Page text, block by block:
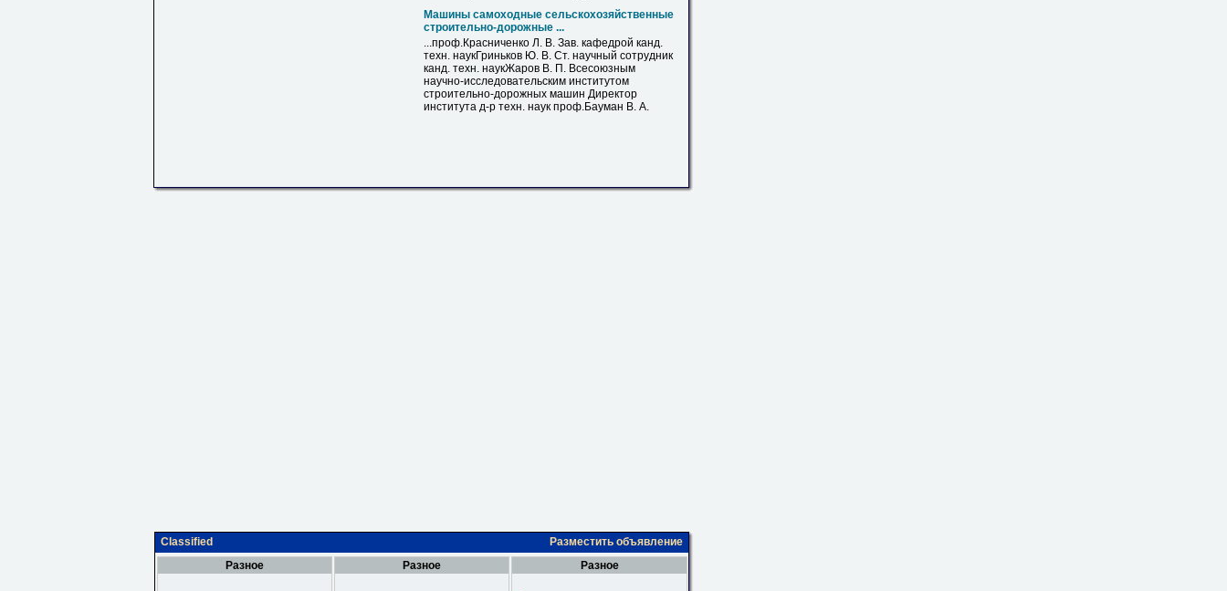
Машины самоходные сельскохозяйственные
строительно-дорожные ...
...проф.Красниченко Л. В. Зав. кафедрой канд.
техн. наукГриньков Ю. В. Ст. научный сотрудник
канд. техн. наукЖаров В. П. Всесоюзным
научно-исследовательским институтом
строительно-дорожных машин Директор
института д-р техн. наук проф.Бауман В. А.
Classified
Разместить объявление
Разное
Разное Разное